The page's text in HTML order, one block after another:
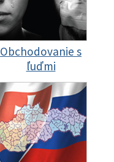
Obchodovanie s
ľuďmi